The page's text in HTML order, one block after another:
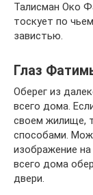
Талисман Око
тоскует по
завистью.
Глаз
Оберег из
всего дома.
своем жилище,
способами.
изображение
всего дома
двери.